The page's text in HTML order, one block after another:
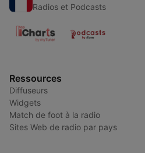
Radios et Podcasts
Ressources
Diffuseurs
Widgets
Match de foot à la radio
Sites Web de radio par pays